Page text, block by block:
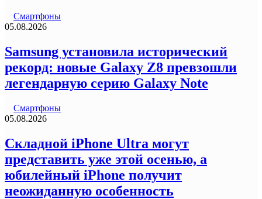
Смартфоны
05.08.2026
Samsung установила исторический
рекорд: новые Galaxy Z8 превзошли
легендарную серию Galaxy Note
Смартфоны
05.08.2026
Складной iPhone Ultra могут
представить уже этой осенью, а
юбилейный iPhone получит
неожиданную особенность